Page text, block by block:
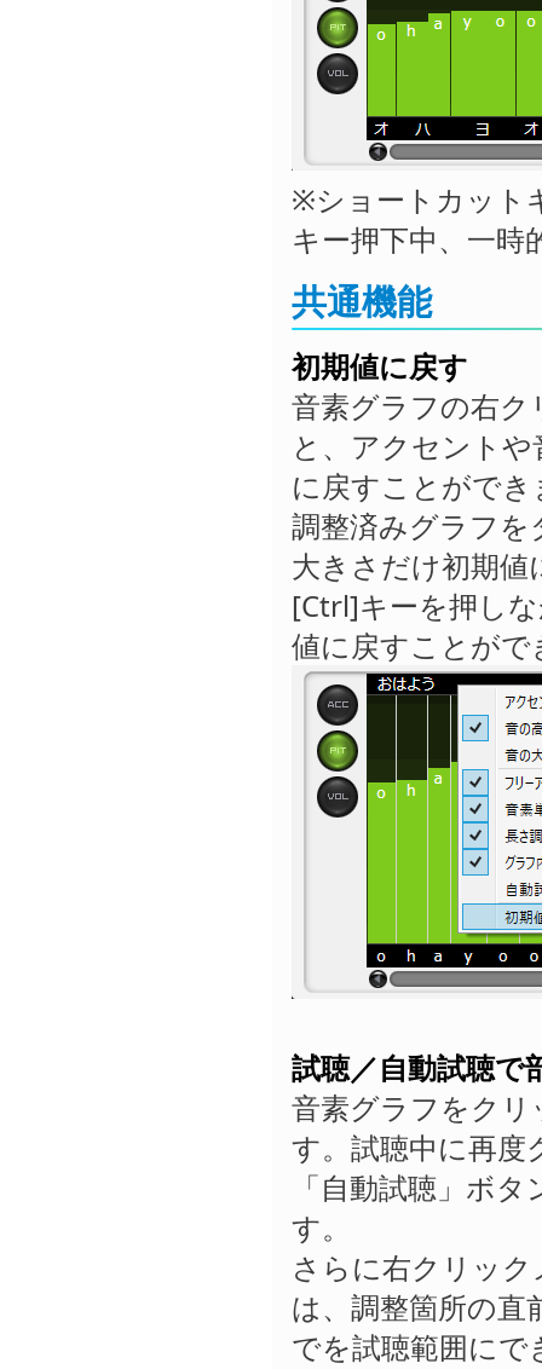
※ショートカット
キー押下中、一時
共通機能
初期値に戻す
音素グラフの右
と、アクセント
に戻すことができ
調整済みグラフ
大きさだけ初期
[Ctrl]キーを押し
値に戻すことがで
試聴／自動試聴で
音素グラフをク
す。試聴中に再
「自動試聴」ボ
す。
さらに右クリッ
は、調整箇所の直
でを試聴範囲にで